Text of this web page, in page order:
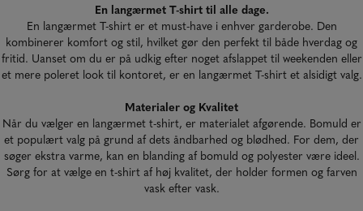
En langærmet T-shirt til alle dage.
En langærmet T-shirt er et must-have i enhver garderobe. Den
kombinerer komfort og stil, hvilket gør den perfekt til både hverdag og
fritid. Uanset om du er på udkig efter noget afslappet til weekenden eller
et mere poleret look til kontoret, er en langærmet T-shirt et alsidigt valg.
Materialer og Kvalitet
Når du vælger en langærmet t-shirt, er materialet afgørende. Bomuld er
et populært valg på grund af dets åndbarhed og blødhed. For dem, der
søger ekstra varme, kan en blanding af bomuld og polyester være ideel.
Sørg for at vælge en t-shirt af høj kvalitet, der holder formen og farven
vask efter vask.